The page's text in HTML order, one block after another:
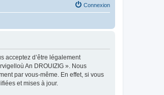
Connexion
acceptez d’être légalement
An DROUIZIG ». Nous
par vous-même. En effet, si vous
et mises à jour.